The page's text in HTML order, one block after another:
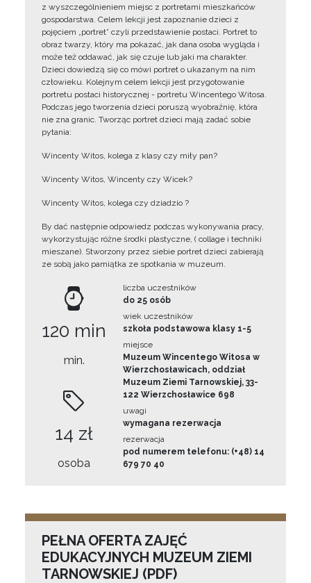
z wyszczególnieniem miejsc z portretami mieszkańców
gospodarstwa. Celem lekcji jest zapoznanie dzieci z
pojęciem „portret” czyli przedstawienie postaci. Portret to
obraz twarzy, który ma pokazać, jak dana osoba wygląda i
może też oddawać, jak się czuje lub jaki ma charakter.
Dzieci dowiedzą się co mówi portret o ukazanym na nim
człowieku. Kolejnym celem lekcji jest przygotowanie
portretu postaci historycznej - portretu Wincentego Witosa.
Podczas jego tworzenia dzieci poruszą wyobraźnię, która
nie zna granic. Tworząc portret dzieci mają zadać sobie
pytania:
Wincenty Witos, kolega z klasy czy miły pan?
Wincenty Witos, Wincenty czy Wicek?
Wincenty Witos, kolega czy dziadzio ?
By dać następnie odpowiedz podczas wykonywania pracy,
wykorzystując różne środki plastyczne, ( collage i techniki
mieszane). Stworzony przez siebie portret dzieci zabierają
ze sobą jako pamiątka ze spotkania w muzeum.
120 min
min.
14 zł
osoba
liczba uczestników
do 25 osób
wiek uczestników
szkoła podstawowa klasy 1-5
miejsce
Muzeum Wincentego Witosa w
Wierzchosławicach, oddział
Muzeum Ziemi Tarnowskiej, 33-
122 Wierzchosławice 698
uwagi
wymagana rezerwacja
rezerwacja
pod numerem telefonu: (+48) 14
679 70 40
PEŁNA OFERTA ZAJĘĆ
EDUKACYJNYCH MUZEUM ZIEMI
TARNOWSKIEJ (PDF)